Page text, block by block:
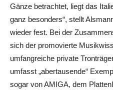
Gänze betrachtet, liegt das
ganz besonders“, stellt
wieder fest. Bei der
sich der promovierte
umfangreiche private
umfasst „abertausende“
sogar von AMIGA, dem